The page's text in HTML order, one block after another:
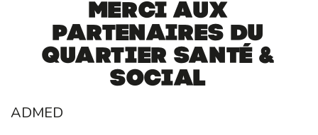
Merci aux
partenaires du
Quartier Santé &
Social
ADMED